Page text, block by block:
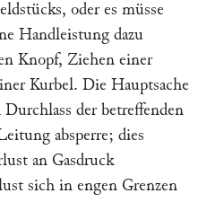
oder es müsse
Handleistung dazu
Knopf, Ziehen einer
Kurbel. Die Hauptsache
der betreffenden
absperre; dies
an Gasdruck
sich in engen Grenzen